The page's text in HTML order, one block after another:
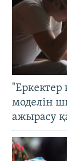
моделін
ажырасу